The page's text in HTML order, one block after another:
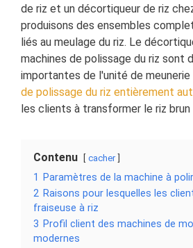
de riz et un décortiqueur de riz
produisons des ensembles
liés au meulage du riz. Le
machines de polissage du riz sont
importantes de l'unité de meunerie
de polissage du riz entièrement
les clients à transformer le riz brun
Contenu cacher
1
Paramètres de la machine à
2 Raisons pour lesquelles les
fraiseuse à riz
3 Profil client des machines de
modernes